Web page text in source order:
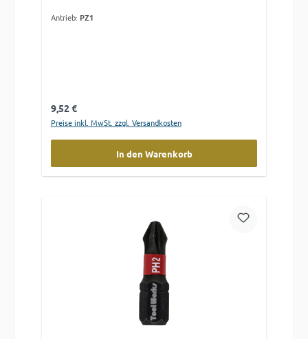
Antrieb: PZ1
Regulärer Preis:
9,52 €
Preise inkl. MwSt. zzgl. Versandkosten
In den Warenkorb